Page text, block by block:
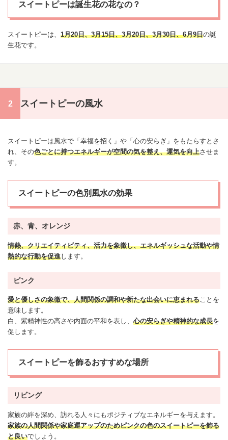
スイートピーは誕生花の花なの？
スイートピーは、 1月20日、3月15日、3月20日、3月30日、6月9日の誕
生花です。
スイートピーの風水
スイートピーは風水で「幸福を招く」や「心の安らぎ」をもたらすとさ
れ、その色ごとに持つエネルギーが空間の気を整え、運気を向上させま
す。
スイートピーの色別風水の効果
赤、青、オレンジ
情熱、クリエイティビティ、活力を象徴し、エネルギッシュな活動や情
熱的な行動を促進します。
ピンク
愛と優しさの象徴で、人間関係の調和や新たな出会いに恵まれることを
意味します。
白、紫精神性の高さや内面の平和を表し、心の安らぎや精神的な成長を
促します。
スイートピーを飾るおすすめな場所
リビング
家族の絆を深め、訪れる人々にもポジティブなエネルギーを与えます。
家族の人間関係や家庭運アップのためピンクの色のスイートピーを飾る
と良いでしょう。